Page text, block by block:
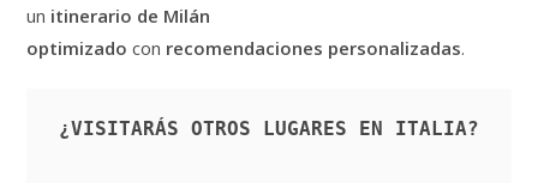
un itinerario de Milán
optimizado con recomendaciones personalizadas.
¿VISITARÁS OTROS LUGARES EN ITALIA?